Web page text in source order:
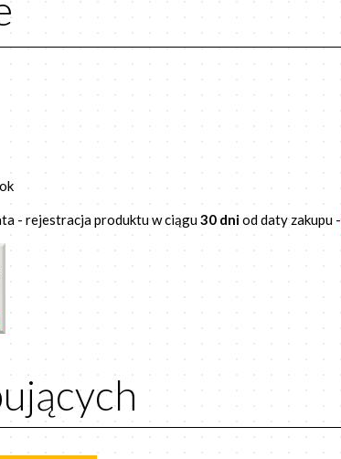
- rejestracja produktu w ciągu30 dniod daty zakupu -